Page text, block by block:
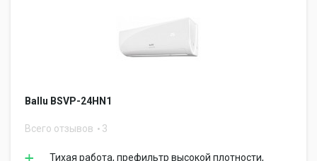
Ballu BSVP-24HN1
Всего отзывов 3
Тихая работа, префильтр высокой плотности,